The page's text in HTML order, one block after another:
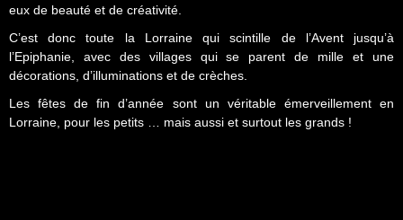
eux de beauté et de créativité.
C’est donc toute la Lorraine qui scintille de l’Avent jusqu’à
l’Epiphanie, avec des villages qui se parent de mille et une
décorations, d’illuminations et de crèches.
Les fêtes de fin d’année sont un véritable émerveillement en
Lorraine, pour les petits … mais aussi et surtout les grands !